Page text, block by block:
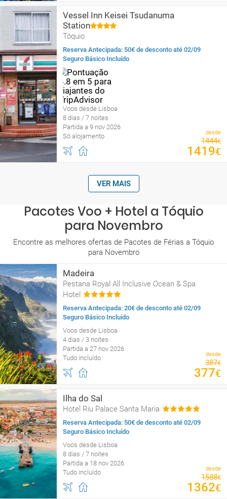
Vessel Inn Keisei Tsudanuma
Station
Tóquio
Reserva Antecipada: 50€ de desconto até 02/09
Seguro Básico Incluído
Voos desde Lisboa
8 dias / 7 noites
Partida a 9 nov 2026
Só alojamento
desde
1444€
1419€
VER MAIS
Pacotes Voo + Hotel a Tóquio
para Novembro
Encontre as melhores ofertas de Pacotes de Férias a Tóquio
para Novembro
Madeira
Pestana Royal All Inclusive Ocean & Spa
Hotel
Reserva Antecipada: 20€ de desconto até 02/09
Seguro Básico Incluído
Voos desde Lisboa
4 dias / 3 noites
Partida a 27 nov 2026
Tudo incluído
desde
387€
377€
Ilha do Sal
Hotel Riu Palace Santa Maria
Reserva Antecipada: 50€ de desconto até 02/09
Seguro Básico Incluído
Voos desde Lisboa
8 dias / 7 noites
Partida a 18 nov 2026
Tudo incluído
desde
1588€
1362€